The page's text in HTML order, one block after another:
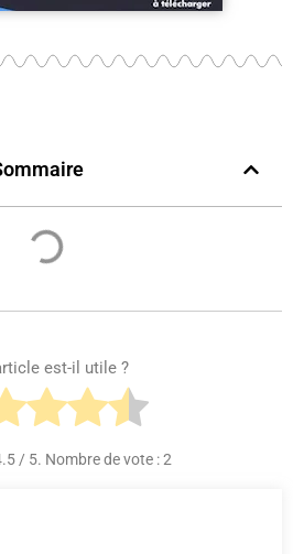
est-il utile ?
/ 5. Nombre de vote :2